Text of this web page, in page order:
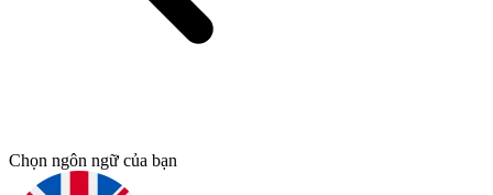
Chọn ngôn ngữ của bạn